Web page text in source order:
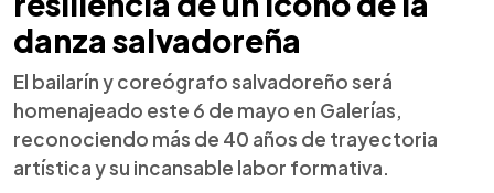
danza salvadoreña
El bailarín y coreógrafo salvadoreño será
homenajeado este 6 de mayo en Galerías,
reconociendo más de 40 años de trayectoria
artística y su incansable labor formativa.